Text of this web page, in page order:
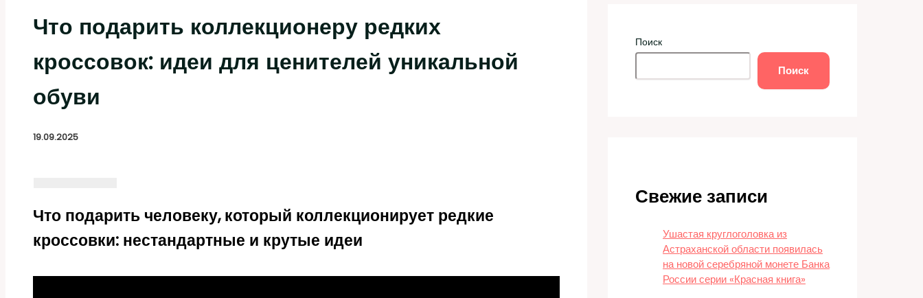
Что подарить коллекционеру редких
кроссовок: идеи для ценителей уникальной
обуви
19.09.2025
Что подарить человеку, который коллекционирует редкие
кроссовки: нестандартные и крутые идеи
Поиск
Поиск
Свежие записи
Ушастая круглоголовка из
Астраханской области появилась
на новой серебряной монете Банка
России серии «Красная книга»